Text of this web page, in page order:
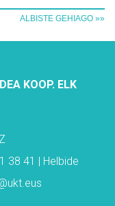
ALBISTE GEHIAGO »»
KOOP. ELK
38 41 | Helbide